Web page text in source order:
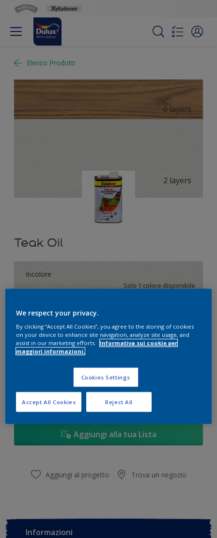
Elenco Prodotti
0 layers
2 layers
Teak Oil
Incolore
Solo 1 colore disponibile
Formato
1 L
Quantità Paint Calculator
Aggiungi alla tua Lista
Aggiungi al progetto Trova un negozio
Informazioni
We respect your privacy.
By clicking “Accept All Cookies”, you agree to the storing of cookies
on your device to enhance site navigation, analyze site usage, and
assist in our marketing efforts.
Informativa sui cookie per
maggiori informazioni.
Cookies Settings
Reject All
Accept All Cookies